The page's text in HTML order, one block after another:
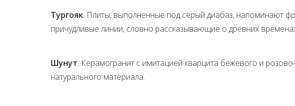
Тургояк. Плиты, выполненные под серый диабаз, напоминают
причудливые линии, словно рассказывающие о древних
Шунут. Керамогранит с имитацией кварцита бежевого и
натурального материала.